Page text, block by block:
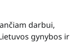
darbui,
gynybos ir